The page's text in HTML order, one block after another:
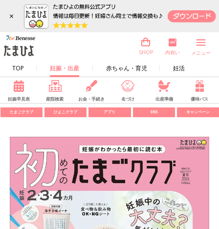
×
TOP 妊娠・出産 赤ちゃん・育児 妊活
SHOP 内祝い メニュー
妊娠早見表 産院検索 お金・手続き 名づけ 出産準備 優待パス
たまごクラブ ひよこクラブ アプリ SNS キャンペーン